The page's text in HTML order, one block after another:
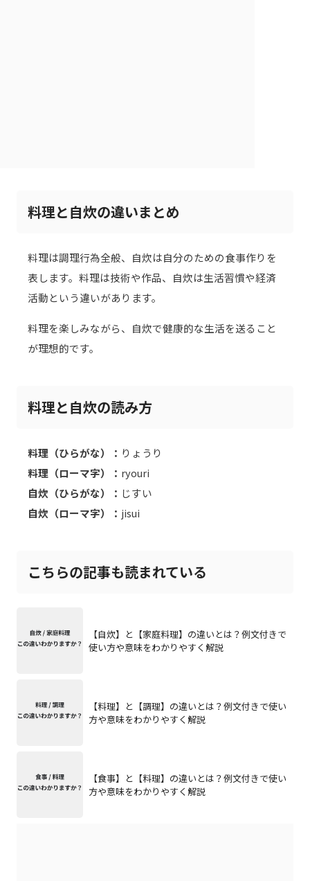
料理と自炊の違いまとめ
料理は調理行為全般、自炊は自分のための食事作りを
表します。料理は技術や作品、自炊は生活習慣や経済
活動という違いがあります。
料理を楽しみながら、自炊で健康的な生活を送ること
が理想的です。
料理と自炊の読み方
料理（ひらがな）： りょうり
料理（ローマ字）： ryouri
自炊（ひらがな）： じすい
自炊（ローマ字）： jisui
こちらの記事も読まれている
【自炊】と【家庭料理】の違いとは？例文付きで
使い方や意味をわかりやすく解説
【料理】と【調理】の違いとは？例文付きで使い
方や意味をわかりやすく解説
【食事】と【料理】の違いとは？例文付きで使い
方や意味をわかりやすく解説